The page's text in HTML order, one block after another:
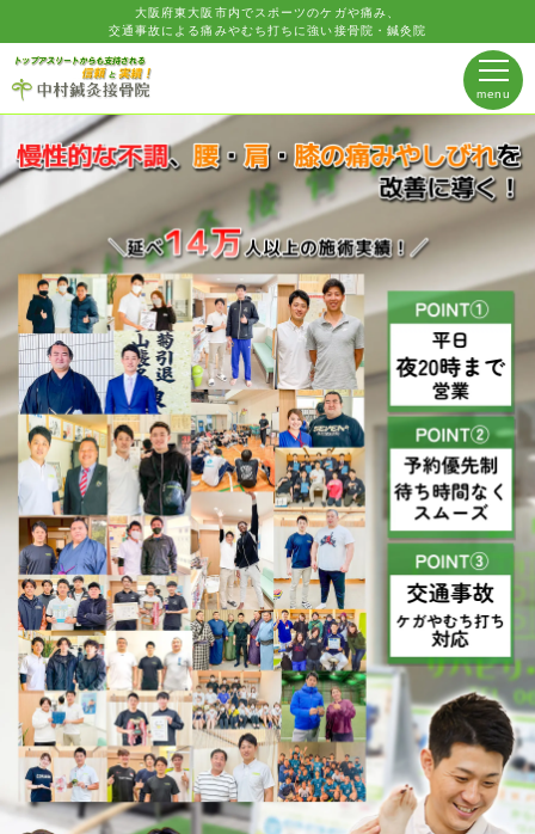
大阪府東大阪市内でスポーツのケガや痛み、
交通事故による痛みやむち打ちに強い接骨院・鍼灸院